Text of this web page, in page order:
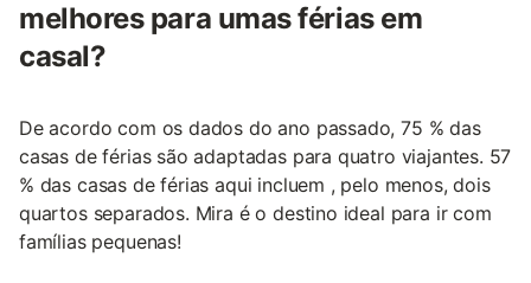
melhores para umas férias em
casal?
De acordo com os dados do ano passado, 75 % das
casas de férias são adaptadas para quatro viajantes. 57
% das casas de férias aqui incluem , pelo menos, dois
quartos separados. Mira é o destino ideal para ir com
famílias pequenas!